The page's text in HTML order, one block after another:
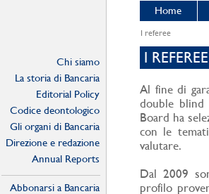
Chi siamo
La storia di Bancaria
Editorial Policy
Codice deontologico
Gli organi di Bancaria
Direzione e redazione
Annual Reports
Abbonarsi a Bancaria
Home
I referee
I REFEREE
Al fine di
double blind
Board ha
con le
valutare.
Dal 2009
profilo